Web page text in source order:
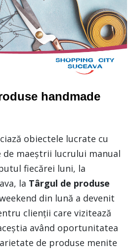
handmade
obiectele lucrate cu
de maeștrii lucrului manual
fiecărei luni, la
la Târgul de produse
din lună a devenit
clienții care vizitează
având oportunitatea
de produse menite